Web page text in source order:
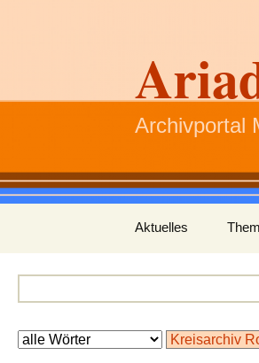
Archivportal
Inhalt
springen
Aktuelles